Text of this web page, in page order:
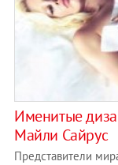
Именитые
Майли Сайрус
Представители